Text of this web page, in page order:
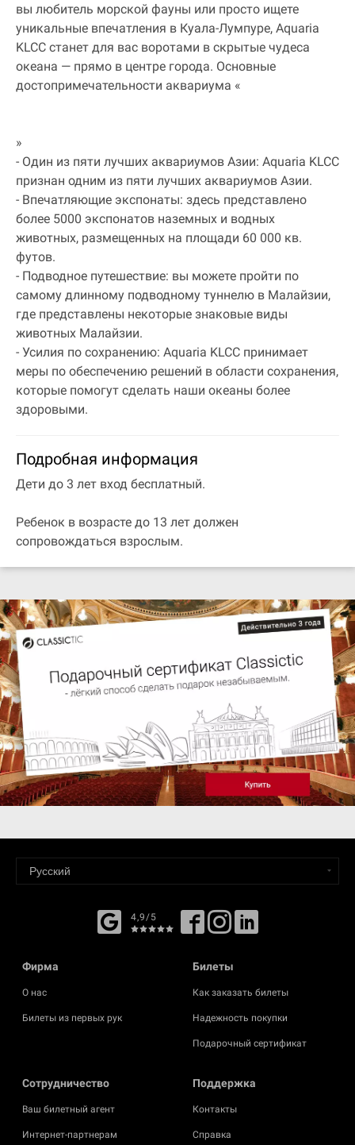
вы любитель морской фауны или просто ищете
уникальные впечатления в Куала-Лумпуре, Aquaria
KLCC станет для вас воротами в скрытые чудеса
океана — прямо в центре города. Основные
достопримечательности аквариума «
»
- Один из пяти лучших аквариумов Азии: Aquaria KLCC
признан одним из пяти лучших аквариумов Азии.
- Впечатляющие экспонаты: здесь представлено
более 5000 экспонатов наземных и водных
животных, размещенных на площади 60 000 кв.
футов.
- Подводное путешествие: вы можете пройти по
самому длинному подводному туннелю в Малайзии,
где представлены некоторые знаковые виды
животных Малайзии.
- Усилия по сохранению: Aquaria KLCC принимает
меры по обеспечению решений в области сохранения,
которые помогут сделать наши океаны более
здоровыми.
Подробная информация
Дети до 3 лет вход бесплатный.
Ребенок в возрасте до 13 лет должен
сопровождаться взрослым.
4,9/5
Фирма
О нас
Билеты из первых рук
Билеты
Как заказать билеты
Надежность покупки
Подарочный сертификат
Cотрудничество
Ваш билетный агент
Интернет-партнерам
Поддержка
Контакты
Справка